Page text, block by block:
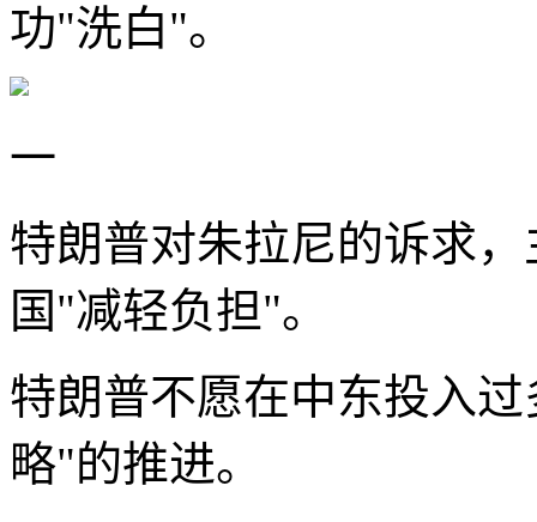
功"洗白"。
一
特朗普对朱拉尼的诉求
国"减轻负担"。
特朗普不愿在中东投入
略"的推进。